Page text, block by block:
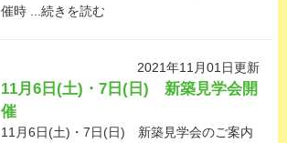
催時 ...続きを読む
2021年11月01日更新
11月6日(土)・7日(日) 新築見学会開
催
11月6日(土)・7日(日) 新築見学会のご案内